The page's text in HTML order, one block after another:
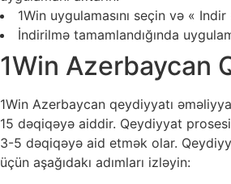
1Win uygulamasını seçin və «
İndirilmə tamamlandığında
1Win Azerbaycan
1Win Azerbaycan qeydiyyatı
15 dəqiqəyə aiddir. Qeydiyyat
3-5 dəqiqəyə aid etmək olar.
üçün aşağıdakı adımları izləyin: